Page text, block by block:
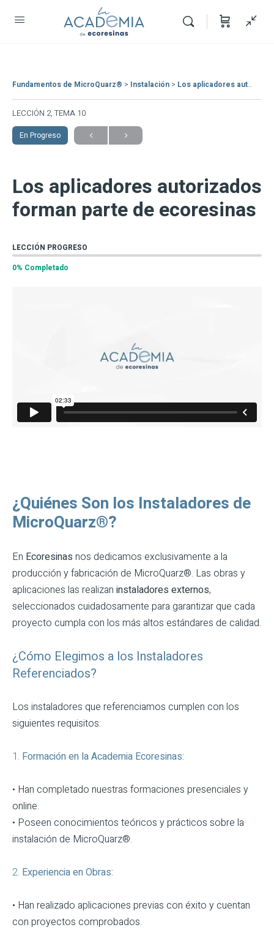
Fundamentos de MicroQuarz® Instalación Los aplicadores autorizados forman parte de ecoresinas
LECCIÓN 2, TEMA 10
En Progreso
Los aplicadores autorizados
forman parte de ecoresinas
LECCIÓN PROGRESO
0% Completado
¿Quiénes Son los Instaladores de
MicroQuarz®?
En Ecoresinas nos dedicamos exclusivamente a la
producción y fabricación de MicroQuarz®. Las obras y
aplicaciones las realizan instaladores externos,
seleccionados cuidadosamente para garantizar que cada
proyecto cumpla con los más altos estándares de calidad.
¿Cómo Elegimos a los Instaladores
Referenciados?
Los instaladores que referenciamos cumplen con los
siguientes requisitos:
1. Formación en la Academia Ecoresinas:
• Han completado nuestras formaciones presenciales y
online.
• Poseen conocimientos teóricos y prácticos sobre la
instalación de MicroQuarz®.
2. Experiencia en Obras:
• Han realizado aplicaciones previas con éxito y cuentan
con proyectos comprobados.